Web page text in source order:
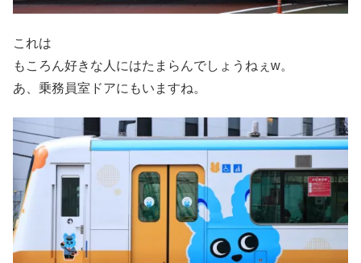
これは
もころん好きな人にはたまらんでしょうねぇw。
あ、乗務員室ドアにもいますね。